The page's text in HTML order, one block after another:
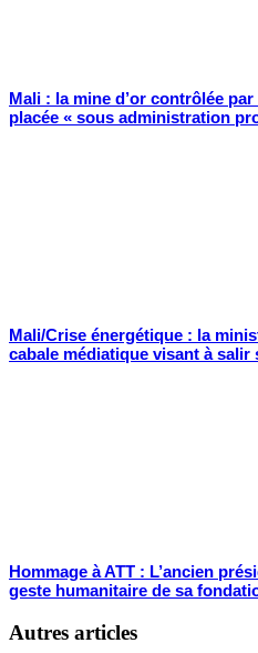
Mali : la mine d’or contrôlée
placée « sous administration
Mali/Crise énergétique : la
cabale médiatique visant à salir
Hommage à ATT : L’ancien
geste humanitaire de sa
Autres articles